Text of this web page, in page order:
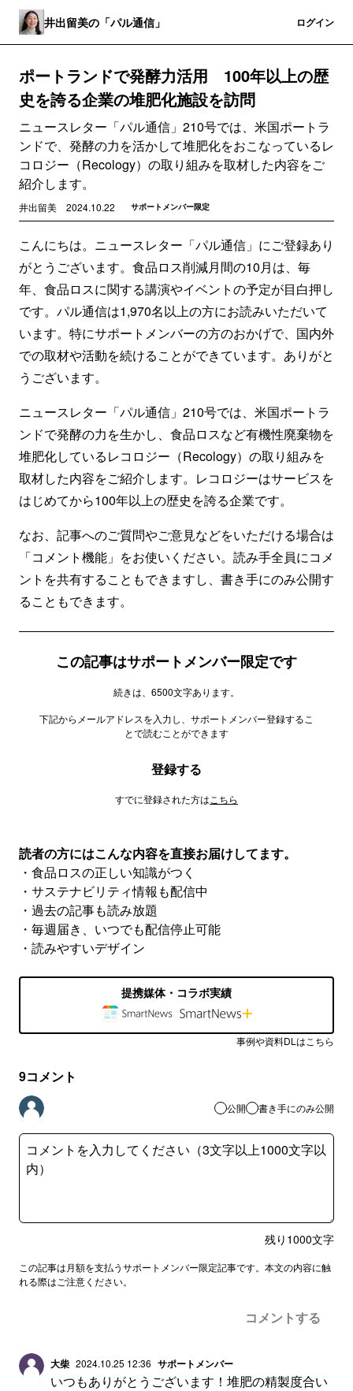
井出留美の「パル通信」 ログイン
ポートランドで発酵力活用 100年以上の歴
史を誇る企業の堆肥化施設を訪問
ニュースレター「パル通信」210号では、米国ポートラ
ンドで、発酵の力を活かして堆肥化をおこなっているレ
コロジー（Recology）の取り組みを取材した内容をご
紹介します。
井出留美 2024.10.22 サポートメンバー限定
こんにちは。ニュースレター「パル通信」にご登録あり
がとうございます。食品ロス削減月間の10月は、毎
年、食品ロスに関する講演やイベントの予定が目白押し
です。パル通信は1,970名以上の方にお読みいただいて
います。特にサポートメンバーの方のおかげで、国内外
での取材や活動を続けることができています。ありがと
うございます。
ニュースレター「パル通信」210号では、米国ポートラ
ンドで発酵の力を生かし、食品ロスなど有機性廃棄物を
堆肥化しているレコロジー（Recology）の取り組みを
取材した内容をご紹介します。レコロジーはサービスを
はじめてから100年以上の歴史を誇る企業です。
なお、記事へのご質問やご意見などをいただける場合は
「コメント機能」をお使いください。読み手全員にコメ
ントを共有することもできますし、書き手にのみ公開す
ることもできます。
この記事はサポートメンバー限定です
続きは、6500文字あります。
下記からメールアドレスを入力し、サポートメンバー登録するこ
とで読むことができます
登録する
すでに登録された方は こちら
読者の方にはこんな内容を直接お届けしてます。
・食品ロスの正しい知識がつく
・サステナビリティ情報も配信中
・過去の記事も読み放題
・毎週届き、いつでも配信停止可能
・読みやすいデザイン
提携媒体・コラボ実績
事例や資料DLはこちら
9コメント
公開 書き手にのみ公開
残り 1000文字
この記事は月額を支払うサポートメンバー限定記事です。本文の内容に触
れる際はご注意ください。
コメントする
大柴 2024.10.25 12:36 サポートメンバー
いつもありがとうございます！堆肥の精製度合い